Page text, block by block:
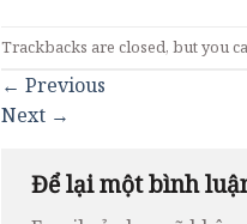
Trackbacks are closed, but you
← Previous
Next →
Để lại một bình